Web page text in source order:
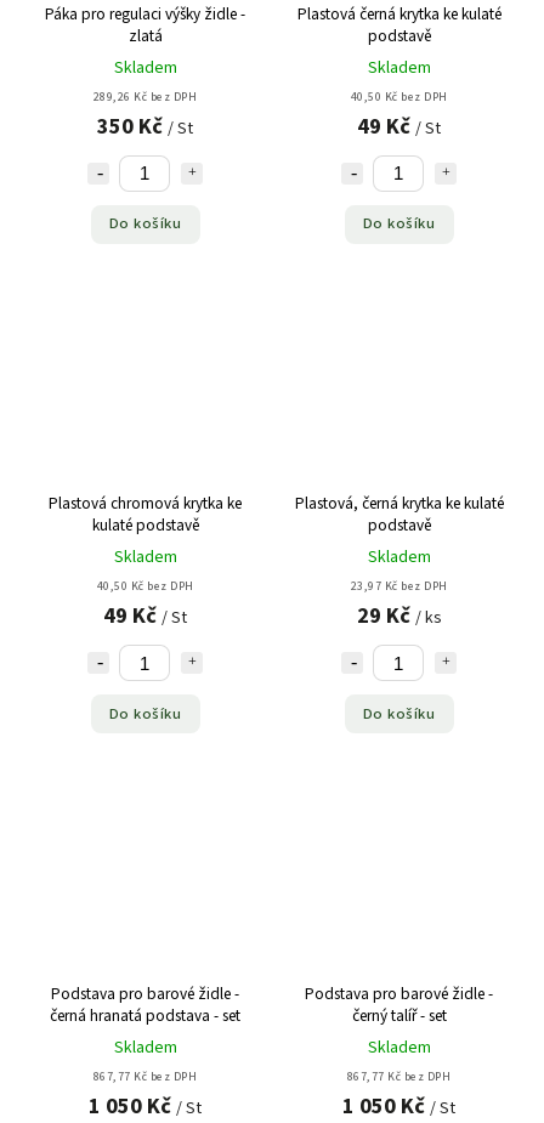
Páka pro regulaci výšky židle -
zlatá
Skladem
289,26 Kč bez DPH
350 Kč / St
Do košíku
Plastová černá krytka ke kulaté
podstavě
Skladem
40,50 Kč bez DPH
49 Kč / St
Do košíku
Plastová chromová krytka ke
kulaté podstavě
Skladem
40,50 Kč bez DPH
49 Kč / St
Do košíku
Plastová, černá krytka ke kulaté
podstavě
Skladem
23,97 Kč bez DPH
29 Kč / ks
Do košíku
Podstava pro barové židle -
černá hranatá podstava - set
Skladem
867,77 Kč bez DPH
1 050 Kč / St
Podstava pro barové židle -
černý talíř - set
Skladem
867,77 Kč bez DPH
1 050 Kč / St